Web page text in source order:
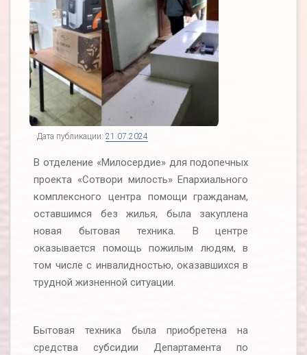
Дата публикации:21.07.2024
В отделение «Милосердие» для подопечных
проекта «Сотвори милость» Епархиального
комплексного центра помощи гражданам,
оставшимся без жилья, была закуплена
новая бытовая техника. В центре
оказывается помощь пожилым людям, в
том числе с инвалидностью, оказавшихся в
трудной жизненной ситуации.
Бытовая техника была приобретена на
средства субсидии Департамента по